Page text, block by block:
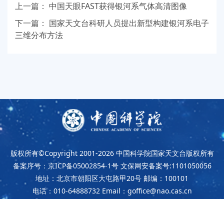
上一篇： 中国天眼FAST获得银河系气体高清图像
下一篇： 国家天文台科研人员提出新型构建银河系电子
三维分布方法
版权所有©Copyright 2001-2026 中国科学院国家天文台版权所有
备案序号：京ICP备05002854-1号 文保网安备案号:1101050056
地址：北京市朝阳区大屯路甲20号 邮编：100101
电话：010-64888732 Email：goffice@nao.cas.cn